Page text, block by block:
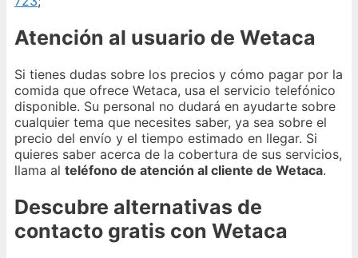
Atención al usuario de Wetaca
Si tienes dudas sobre los precios y cómo pagar por la
comida que ofrece Wetaca, usa el servicio telefónico
disponible. Su personal no dudará en ayudarte sobre
cualquier tema que necesites saber, ya sea sobre el
precio del envío y el tiempo estimado en llegar. Si
quieres saber acerca de la cobertura de sus servicios,
llama al teléfono de atención al cliente de Wetaca.
Descubre alternativas de
contacto gratis con Wetaca